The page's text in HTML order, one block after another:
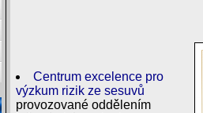
Centrum excelence pro
výzkum rizik ze sesuvů
provozované oddělením